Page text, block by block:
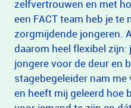
zelfvertrouwen en met
een FACT team heb je te
zorgmijdende jongeren.
daarom heel flexibel
jongere voor de deur en
stagebegeleider nam
en heeft mij geleerd hoe